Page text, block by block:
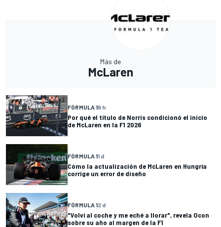
Más de
McLaren
FÓRMULA 16 h
Por qué el título de Norris condicionó el inicio
de McLaren en la F1 2026
FÓRMULA 11 d
Cómo la actualización de McLaren en Hungría
corrige un error de diseño
FÓRMULA 12 d
"Volví al coche y me eché a llorar", revela Ocon
sobre su año al margen de la F1